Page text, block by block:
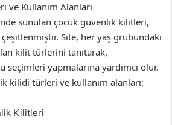
ve Kullanım Alanları
sunulan çocuk güvenlik kilitleri,
Site, her yaş grubundaki
kilit türlerini tanıtarak,
yapmalarına yardımcı olur.
kilidi türleri ve kullanım alanları:
Kilitleri